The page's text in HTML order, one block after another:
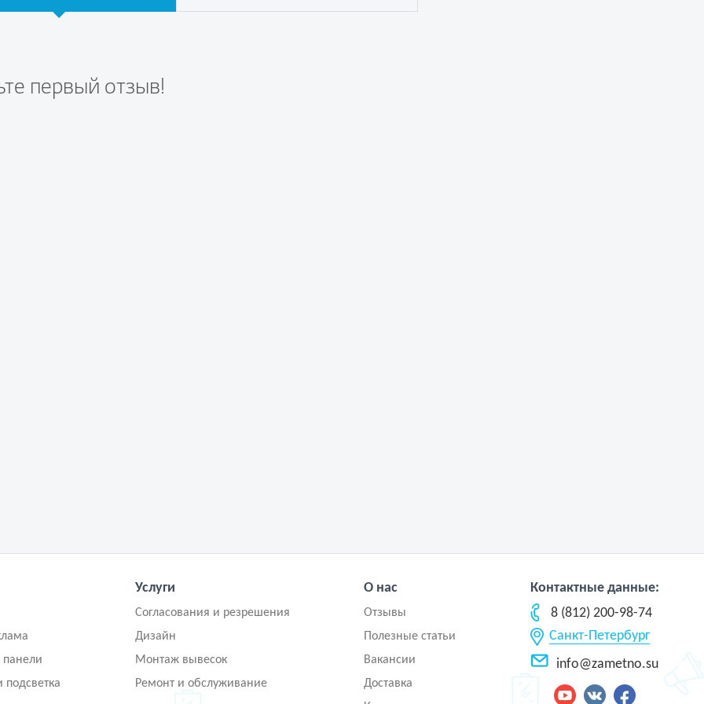
первый отзыв!
вопрос первым!
панели
подсветка
Услуги
Согласования и резрешения
Дизайн
Монтаж вывесок
Ремонт и обслуживание
О нас
Отзывы
Полезные статьи
Вакансии
Доставка
Контактные данные:
8 (812) 200-98-74
Санкт-Петербург
info@zametno.su